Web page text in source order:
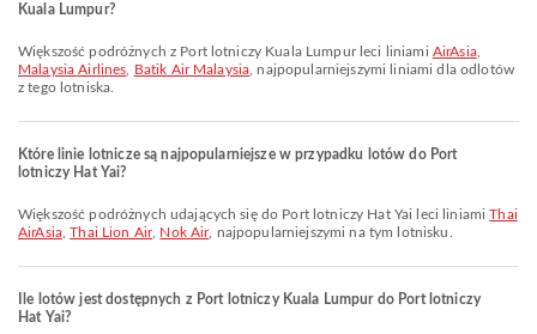
Kuala Lumpur?
Większość podróżnych z Port lotniczy Kuala Lumpur leci liniami AirAsia,
Malaysia Airlines
Batik Air Malaysia , najpopularniejszymi liniami dla odlotów
z tego lotniska.
Które linie lotnicze są najpopularniejsze w przypadku lotów do Port
lotniczy Hat Yai?
Większość podróżnych udających się do Port lotniczy Hat Yai leci liniamiThai
AirAsia,Thai Lion Air, Nok Air, najpopularniejszymi na tym lotnisku.
Ile lotów jest dostępnych z Port lotniczy Kuala Lumpur do Port lotniczy
Hat Yai?